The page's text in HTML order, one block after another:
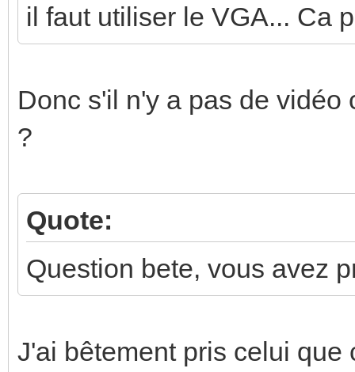
il faut utiliser le VGA... Ca
Donc s'il n'y a pas de vidéo
?
Quote:
Question bete, vous avez
J'ai bêtement pris celui